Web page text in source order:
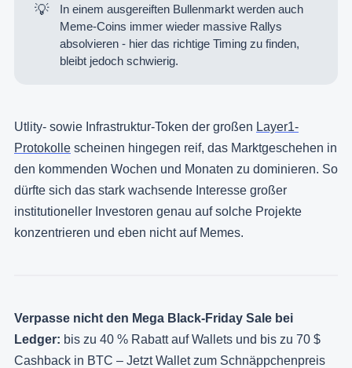
💡
In einem ausgereiften Bullenmarkt werden auch
Meme-Coins immer wieder massive Rallys
absolvieren - hier das richtige Timing zu finden,
bleibt jedoch schwierig.
Utlity- sowie Infrastruktur-Token der großen Layer1-
Protokolle scheinen hingegen reif, das Marktgeschehen in
den kommenden Wochen und Monaten zu dominieren. So
dürfte sich das stark wachsende Interesse großer
institutioneller Investoren genau auf solche Projekte
konzentrieren und eben nicht auf Memes.
Verpasse nicht den Mega Black-Friday Sale bei
Ledger: bis zu 40 % Rabatt auf Wallets und bis zu 70 $
Cashback in BTC – Jetzt Wallet zum Schnäppchenpreis